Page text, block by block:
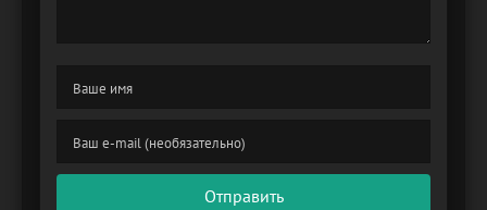
Отправить